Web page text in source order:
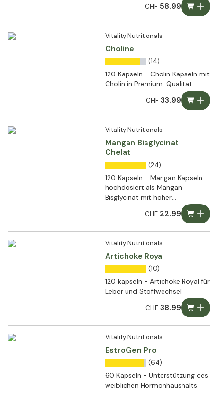
CHF58.99
Vitality Nutritionals
Choline
(14)
120 Kapseln - Cholin Kapseln mit
Cholin in Premium-Qualität
CHF33.99
Vitality Nutritionals
Mangan Bisglycinat
Chelat
(24)
120 Kapseln - Mangan Kapseln -
hochdosiert als Mangan
Bisglycinat mit hoher
CHF22.99
Vitality Nutritionals
Artichoke Royal
(10)
120 kapseln - Artichoke Royal für
Leber und Stoffwechsel
CHF38.99
Vitality Nutritionals
EstroGen Pro
(64)
60 Kapseln - Unterstützung des
weiblichen Hormonhaushalts